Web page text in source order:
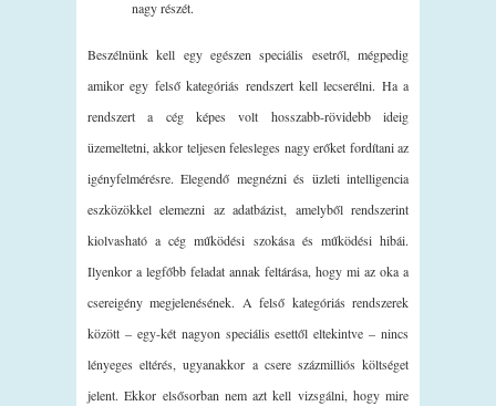
nagy részét.
Beszélnünk kell egy egészen speciális esetről, mégpedig
amikor egy felső kategóriás rendszert kell lecserélni. Ha a
rendszert a cég képes volt hosszabb-rövidebb ideig
üzemeltetni, akkor teljesen felesleges nagy erőket fordítani az
igényfelmérésre. Elegendő megnézni és üzleti intelligencia
eszközökkel elemezni az adatbázist, amelyből rendszerint
kiolvasható a cég működési szokása és működési hibái.
Ilyenkor a legfőbb feladat annak feltárása, hogy mi az oka a
csereigény megjelenésének. A felső kategóriás rendszerek
között – egy-két nagyon speciális esettől eltekintve – nincs
lényeges eltérés, ugyanakkor a csere százmilliós költséget
jelent. Ekkor elsősorban nem azt kell vizsgálni, hogy mire